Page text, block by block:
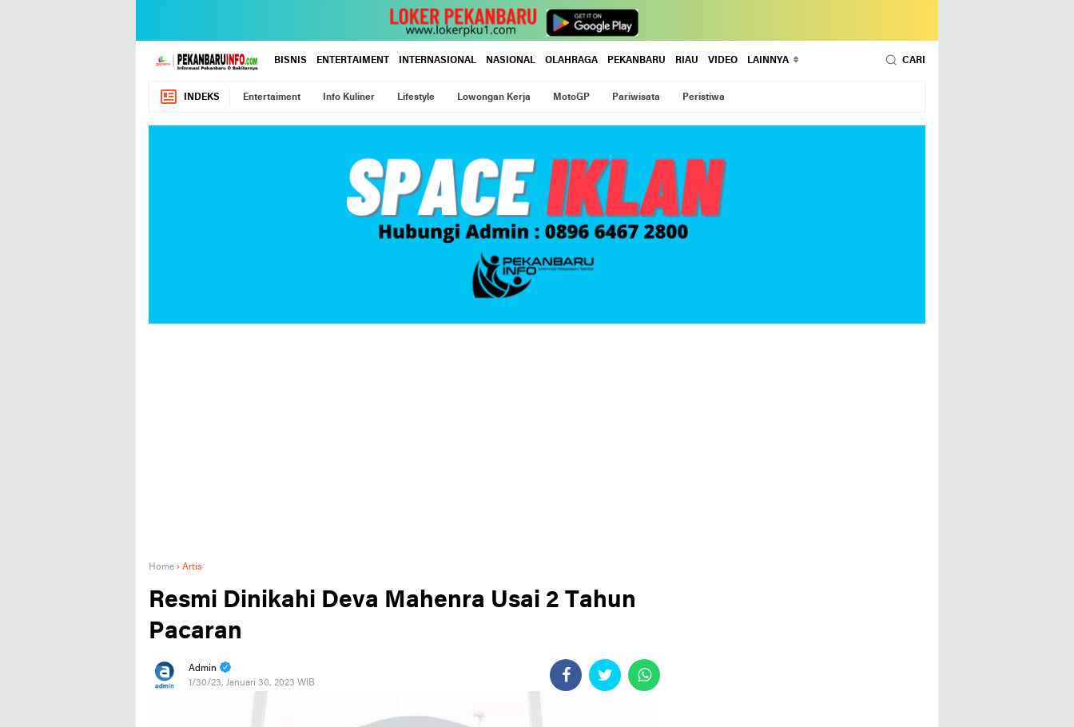
BISNIS ENTERTAIMENT INTERNASIONAL NASIONAL OLAHRAGA PEKANBARU RIAU VIDEO LAINNYA CARI
INDEKS Entertaiment Info Kuliner Lifestyle Lowongan Kerja MotoGP Pariwisata Peristiwa
Home › Artis
Resmi Dinikahi Deva Mahenra Usai 2 Tahun
Pacaran
Admin
1/30/23, Januari 30, 2023 WIB